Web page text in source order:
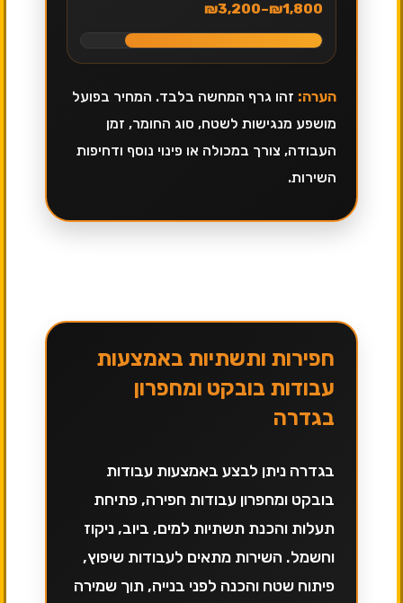
₪1,800–₪3,200
הערה: זהו גרף המחשה בלבד. המחיר בפועל
מושפע מנגישות לשטח, סוג החומר, זמן
העבודה, צורך במכולה או פינוי נוסף ודחיפות
השירות.
חפירות ותשתיות באמצעות
עבודות בובקט ומחפרון
בגדרה
בגדרה ניתן לבצע באמצעות עבודות
בובקט ומחפרון עבודות חפירה, פתיחת
תעלות והכנת תשתיות למים, ביוב, ניקוז
וחשמל. השירות מתאים לעבודות שיפוץ,
פיתוח שטח והכנה לפני בנייה, תוך שמירה